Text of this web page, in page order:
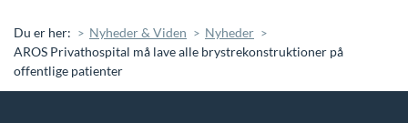
Du er her: Nyheder & Viden
Nyheder
AROS Privathospital må lave alle brystrekonstruktioner på
offentlige patienter